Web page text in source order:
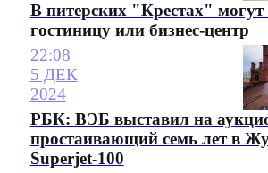
В питерских "Крестах"
гостиницу или бизнес-центр
22:08
5 ДЕК
2024
РБК: ВЭБ выставил на
простаивающий семь лет в
Superjet-100